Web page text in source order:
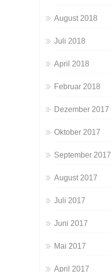
August 2018
Juli 2018
April 2018
Februar 2018
Dezember 2017
Oktober 2017
September 2017
August 2017
Juli 2017
Juni 2017
Mai 2017
April 2017